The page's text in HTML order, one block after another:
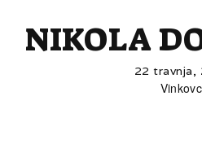
NIKOLA
22 travnja,